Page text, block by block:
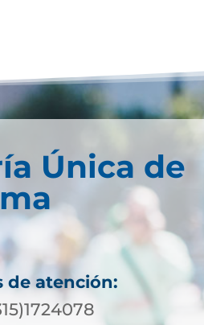
Única de
de atención: